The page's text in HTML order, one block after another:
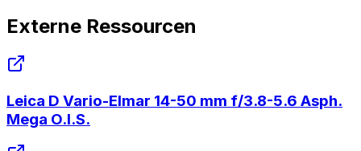
Externe Ressourcen
Leica D Vario-Elmar 14-50 mm f/3.8-5.6 Asph.
Mega O.I.S.